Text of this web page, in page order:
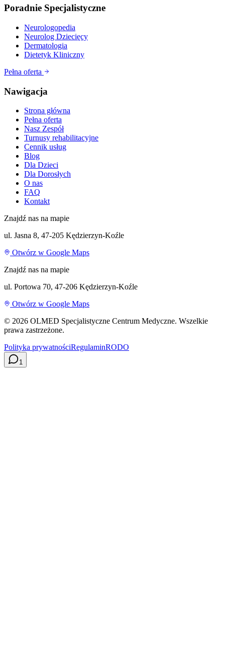
Poradnie Specjalistyczne
Neurologopedia
Neurolog Dziecięcy
Dermatologia
Dietetyk Kliniczny
Pełna oferta
Nawigacja
Strona główna
Pełna oferta
Nasz Zespół
Turnusy rehabilitacyjne
Cennik usług
Blog
Dla Dzieci
Dla Dorosłych
O nas
FAQ
Kontakt
Znajdź nas na mapie
ul. Jasna 8, 47-205 Kędzierzyn-Koźle
Otwórz w Google Maps
Znajdź nas na mapie
ul. Portowa 70, 47-206 Kędzierzyn-Koźle
Otwórz w Google Maps
© 2026 OLMED Specjalistyczne Centrum Medyczne. Wszelkie
prawa zastrzeżone.
Polityka prywatnościRegulaminRODO
1